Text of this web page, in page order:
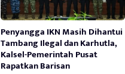
Penyangga IKN Masih Dihantui
Tambang Ilegal dan Karhutla,
Kalsel-Pemerintah Pusat
Rapatkan Barisan